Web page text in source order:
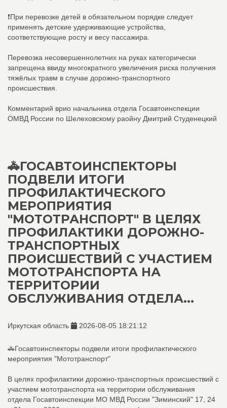
❗При перевозке детей в обязательном порядке следует
применять детские удерживающие устройства,
соответствующие росту и весу пассажира.
Перевозка несовершеннолетних на руках категорически
запрещена ввиду многократного увеличения риска получения
тяжёлых травм в случае дорожно-транспортного
происшествия.
Комментарий врио начальника отдела Госавтоинспекции
ОМВД России по Шелеховскому раойну Дмитрий Студенецкий
🚓ГОСАВТОИНСПЕКТОРЫ
ПОДВЕЛИ ИТОГИ
ПРОФИЛАКТИЧЕСКОГО
МЕРОПРИЯТИЯ
"МОТОТРАНСПОРТ" В ЦЕЛЯХ
ПРОФИЛАКТИКИ ДОРОЖНО-
ТРАНСПОРТНЫХ
ПРОИСШЕСТВИЙ С УЧАСТИЕМ
МОТОТРАНСПОРТА НА
ТЕРРИТОРИИ
ОБСЛУЖИВАНИЯ ОТДЕЛА...
Иркутская область 2026-08-05 18:21:12
🚓Госавтоинспекторы подвели итоги профилактического
мероприятия "Мототранспорт"
В целях профилактики дорожно-транспортных происшествий с
участием мототранспорта на территории обслуживания
отдела Госавтоинспекции МО МВД России "Зиминский" 17, 24